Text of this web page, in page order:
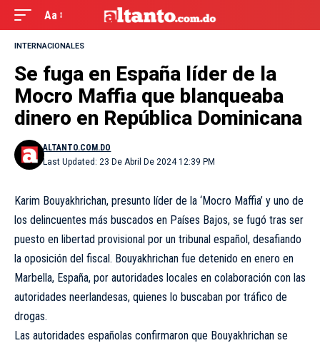
Aa
INTERNACIONALES
Se fuga en España líder de la
Mocro Maffia que blanqueaba
dinero en República Dominicana
Last Updated: 23 De Abril De 2024 12:39 PM
ALTANTO.COM.DO
Karim Bouyakhrichan, presunto líder de la ‘Mocro Maffia’ y uno de
los delincuentes más buscados en Países Bajos, se fugó tras ser
puesto en libertad provisional por un tribunal español, desafiando
la oposición del fiscal. Bouyakhrichan fue detenido en enero en
Marbella, España, por autoridades locales en colaboración con las
autoridades neerlandesas, quienes lo buscaban por tráfico de
drogas.
Las autoridades españolas confirmaron que Bouyakhrichan se